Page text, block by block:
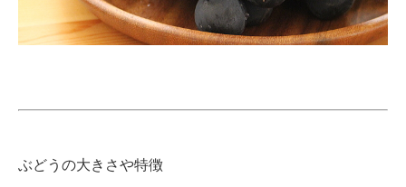
ぶどうの大きさや特徴